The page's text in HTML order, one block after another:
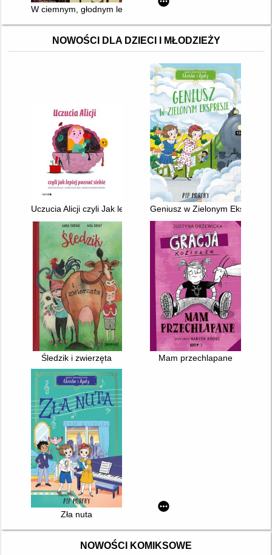
W ciemnym, głodnym lesie
NOWOŚCI DLA DZIECI I MŁODZIEŻY
Uczucia Alicji czyli Jak lepiej poznać siebieGeniusz w Zielonym Ekspresie
Śledzik i zwierzęta Mam przechlapane
Zła nuta
NOWOŚCI KOMIKSOWE